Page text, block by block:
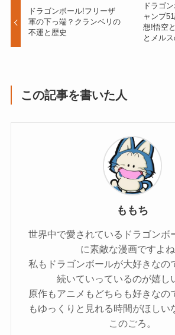
ドラゴンボール!フリーザ
軍の下っ端？クランベリの
不運と歴史
ドラゴ
ャンプ
想!悟空
とメル
この記事を書いた人
ももち
世界中で愛されているドラゴンボ
に素敵な漫画ですよね
私もドラゴンボールが大好きなの
続いていっているのが嬉し
原作もアニメもどちらも好きなの
もゆっくりと見れる時間がほしい
このごろ。